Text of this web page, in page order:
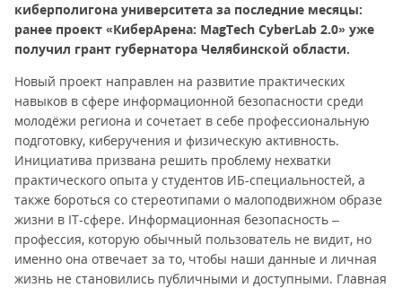
киберполигона университета за последние месяцы:
ранее проект «КиберАрена: MagTech CyberLab 2.0» уже
получил грант губернатора Челябинской области.
Новый проект направлен на развитие практических
навыков в сфере информационной безопасности среди
молодёжи региона и сочетает в себе профессиональную
подготовку, киберучения и физическую активность.
Инициатива призвана решить проблему нехватки
практического опыта у студентов ИБ-специальностей, а
также бороться со стереотипами о малоподвижном образе
жизни в IT-сфере. Информационная безопасность –
профессия, которую обычный пользователь не видит, но
именно она отвечает за то, чтобы наши данные и личная
жизнь не становились публичными и доступными. Главная